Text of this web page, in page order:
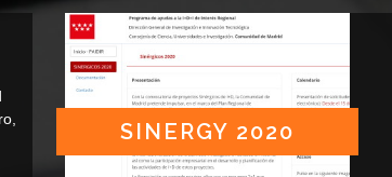
SINERGY 2020